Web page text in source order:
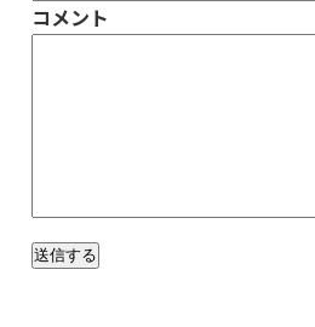
コメント